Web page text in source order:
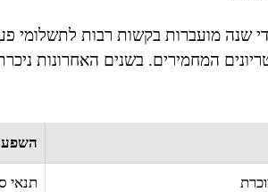
שנה מועברות בקשות רבות לתשלומי
בשל הקריטריונים המחמירים. בשנים
תנאי